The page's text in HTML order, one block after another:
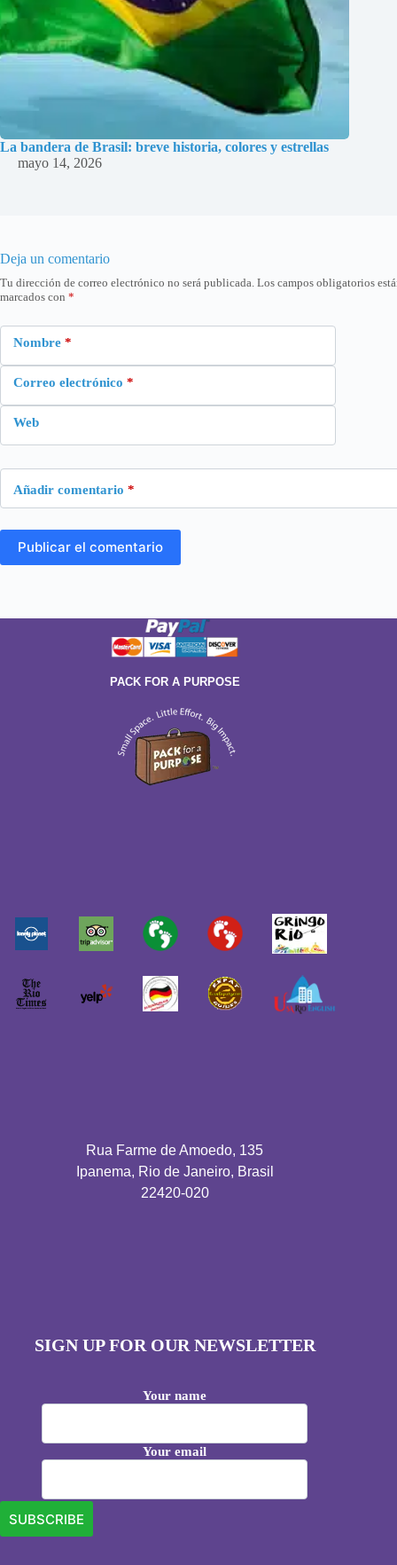
La bandera de Brasil: breve historia, colores y estrellas
mayo 14, 2026
Deja un comentario
Tu dirección de correo electrónico no será publicada. Los campos obligatorios
marcados con *
Nombre *
Correo electrónico *
Web
Añadir comentario *
Publicar el comentario
PACK FOR A PURPOSE
Rua Farme de Amoedo, 135
Ipanema, Rio de Janeiro, Brasil
22420-020
SIGN UP FOR OUR NEWSLETTER
Your name
Your email